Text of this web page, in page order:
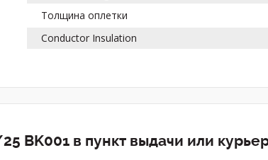
Толщина оплетки
Conductor Insulation
BK001 в пункт выдачи или